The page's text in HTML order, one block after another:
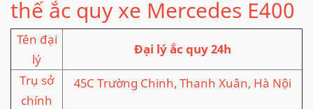
thế ắc quy xe Mercedes E400
Tên đại
lý
Đại lý ắc quy 24h
Trụ sở
chính
45C Trường Chinh, Thanh Xuân, Hà Nội